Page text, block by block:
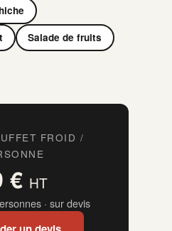
Salade de fruits
FROID /
€ HT
· sur devis